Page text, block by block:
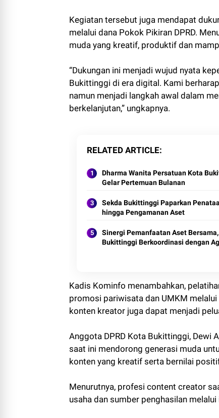
Kegiatan tersebut juga mendapat
melalui dana Pokok Pikiran DPRD.
muda yang kreatif, produktif dan
“Dukungan ini menjadi wujud nyata
Bukittinggi di era digital. Kami
namun menjadi langkah awal dalam
berkelanjutan,” ungkapnya.
RELATED ARTICLE
Dharma Wanita Persatuan Kota
Gelar Pertemuan Bulanan
Sekda Bukittinggi Paparkan
hingga Pengamanan Aset
Sinergi Pemanfaatan Aset
Bukittinggi Berkoordinasi dengan
Kadis Kominfo menambahkan,
promosi pariwisata dan UMKM
konten kreator juga dapat menjadi
Anggota DPRD Kota Bukittinggi, Dewi
saat ini mendorong generasi muda
konten yang kreatif serta bernilai
Menurutnya, profesi content creator
usaha dan sumber penghasilan